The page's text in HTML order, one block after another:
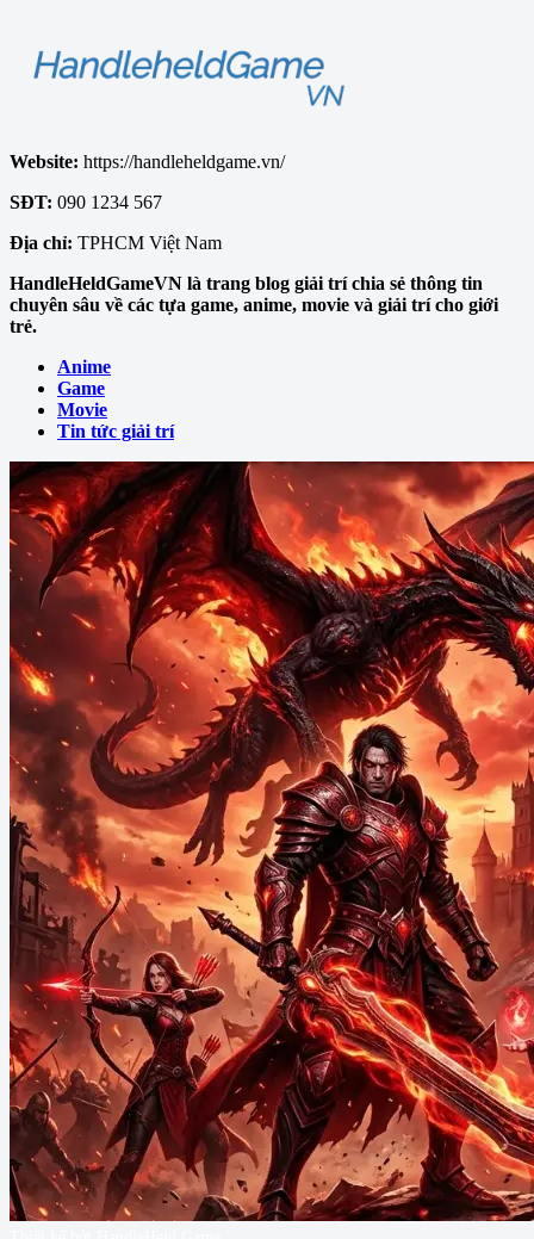
Website: https://handleheldgame.vn/
SĐT: 090 1234 567
Địa chỉ: TPHCM Việt Nam
HandleHeldGameVN là trang blog giải trí chia sẻ thông tin
chuyên sâu về các tựa game, anime, movie và giải trí cho giới
trẻ.
Anime
Game
Movie
Tin tức giải trí